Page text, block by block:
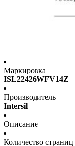
Маркировка
ISL22426WFV14Z
Производитель
Intersil
Описание
Количество страниц